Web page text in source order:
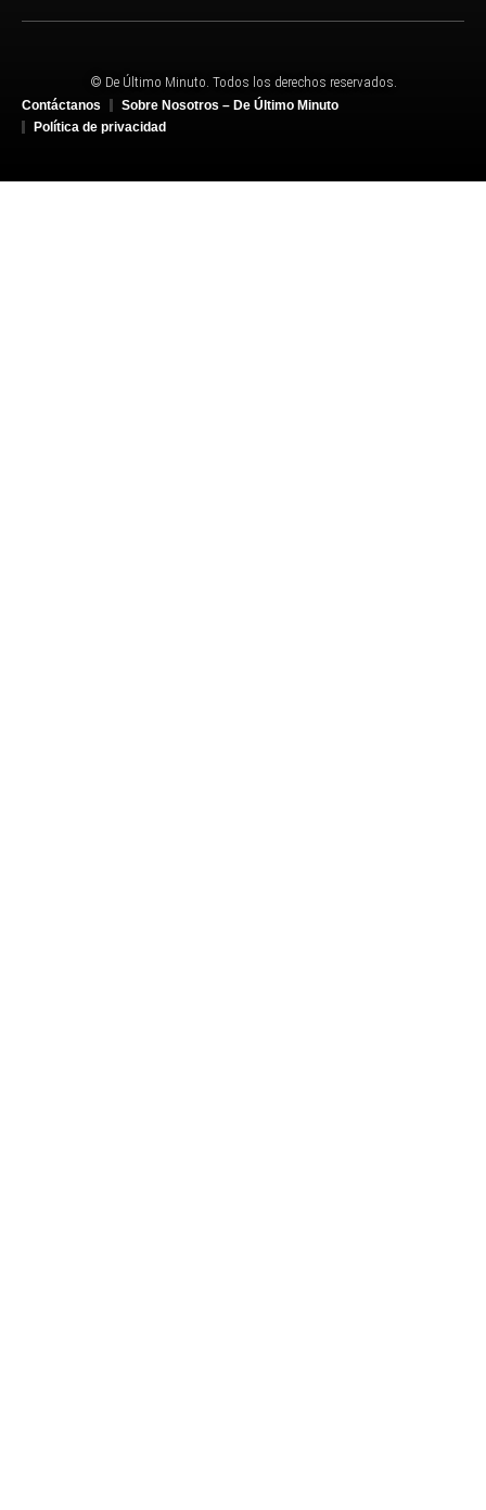
© De Último Minuto. Todos los derechos reservados.
Contáctanos
Sobre Nosotros – De Último Minuto
Política de privacidad